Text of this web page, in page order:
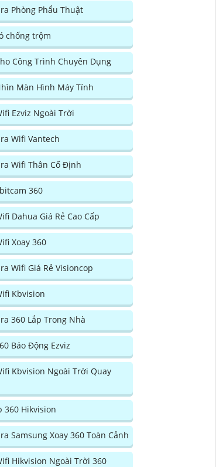
Phòng Phẩu Thuật
chống trộm
Công Trình Chuyên Dụng
Màn Hình Máy Tính
Ezviz Ngoài Trời
Wifi Vantech
Wifi Thân Cố Định
360
Dahua Giá Rẻ Cao Cấp
Xoay 360
Wifi Giá Rẻ Visioncop
Kbvision
360 Lắp Trong Nhà
Báo Động Ezviz
Kbvision Ngoài Trời Quay
360 Hikvision
Samsung Xoay 360 Toàn Cảnh
Hikvision Ngoài Trời 360